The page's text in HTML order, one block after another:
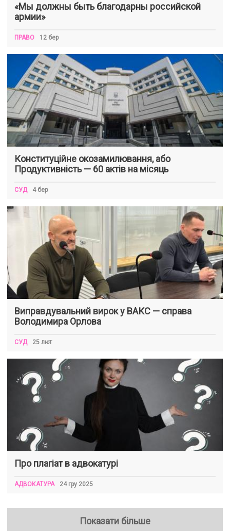
«Мы должны быть благодарны российской
армии»
ПРАВО 12 бер
Конституційне окозамилювання, або
Продуктивність — 60 актів на місяць
СУД 4 бер
Виправдувальний вирок у ВАКС — справа
Володимира Орлова
СУД 25 лют
Про плагіат в адвокатурі
АДВОКАТУРА 24 гру 2025
Показати більше